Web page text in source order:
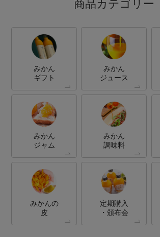
商品カテゴリー
みかん
ギフト
みかん
ジュース
みかん
ジャム
みかん
調味料
みかんの
皮
定期購入
・頒布会